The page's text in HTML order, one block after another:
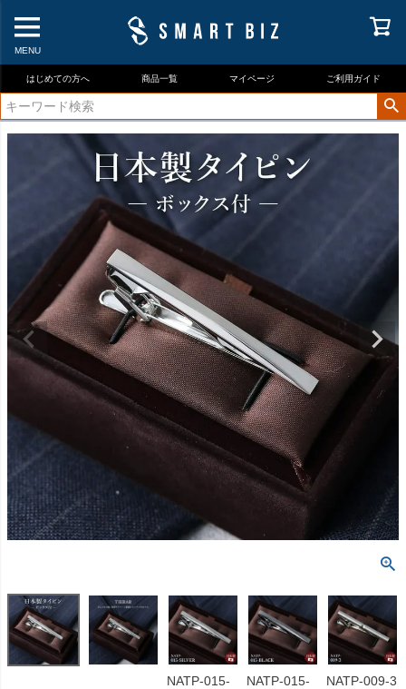
MENU
はじめての方へ 商品一覧 マイページ ご利用ガイド
NATP-015-
NATP-015-
NATP-009-3